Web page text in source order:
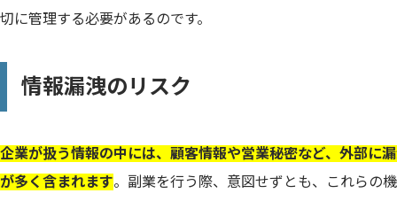
切に管理する必要があるのです。
情報漏洩のリスク
企業が扱う情報の中には、顧客情報や営業秘密など、外部に
が多く含まれます。副業を行う際、意図せずとも、これらの